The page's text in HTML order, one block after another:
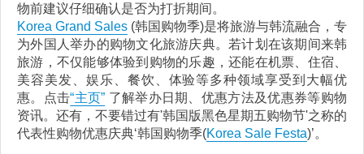
物前建议仔细确认是否为打折期间。
Korea Grand Sales (韩国购物季)是将旅游与韩流融合，专
为外国人举办的购物文化旅游庆典。若计划在该期间来韩
旅游，不仅能够体验到购物的乐趣，还能在机票、住宿、
美容美发、娱乐、餐饮、体验等多种领域享受到大幅优
惠。点击“主页” 了解举办日期、优惠方法及优惠券等购物
资讯。还有，不要错过有'韩国版黑色星期五购物节'之称的
代表性购物优惠庆典‘韩国购物季(Korea Sale Festa)’。